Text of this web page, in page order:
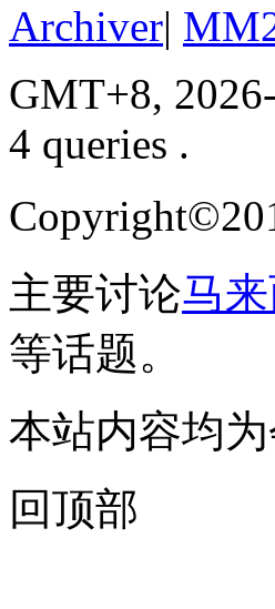
Archiver|
GMT+8,
4 queries .
主要讨论马
等话题。
本站内容均
回顶部